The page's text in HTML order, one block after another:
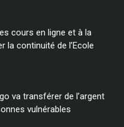
cours en ligne et à la
la continuité de l’Ecole
va transférer de l’argent
vulnérables